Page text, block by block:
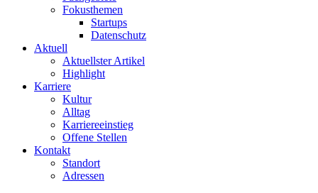
Fokusthemen
Startups
Datenschutz
Aktuell
Aktuellster Artikel
Highlight
Karriere
Kultur
Alltag
Karriereeinstieg
Offene Stellen
Kontakt
Standort
Adressen